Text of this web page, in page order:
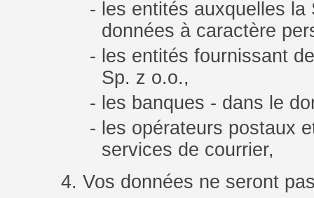
les entités auxquelles
données à caractère
les entités fournissant
Sp. z o.o.,
les banques - dans le
les opérateurs postaux
services de courrier,
Vos données ne seront